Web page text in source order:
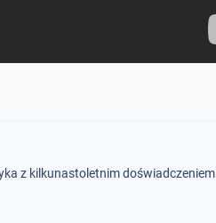
z kilkunastoletnim doświadczeniem